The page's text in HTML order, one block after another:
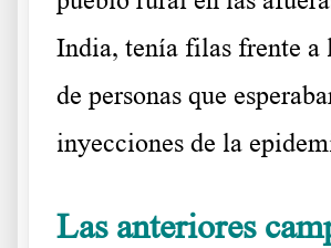
India, tenía filas frente a
de personas que
inyecciones de la
Las anteriores